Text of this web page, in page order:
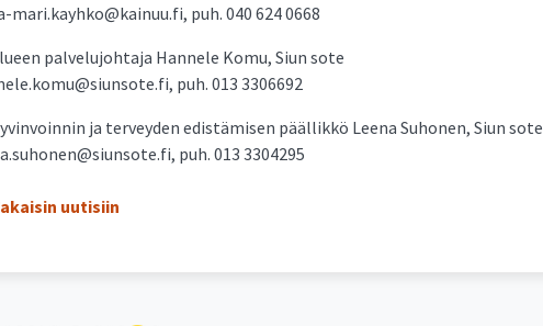
mari.kayhko@kainuu.fi, puh. 040 624 0668
palvelujohtaja Hannele Komu, Siun sote
puh. 013 3306692
ja terveyden edistämisen päällikkö Leena Suhonen, Siun sote
puh. 013 3304295
uutisiin